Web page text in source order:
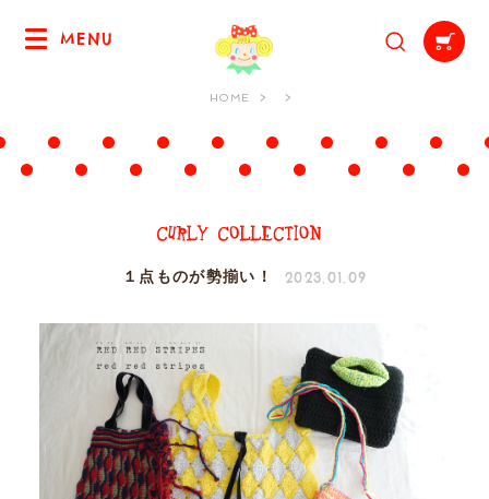
MENU
HOME
１点ものが勢揃い！ 2023.01.09